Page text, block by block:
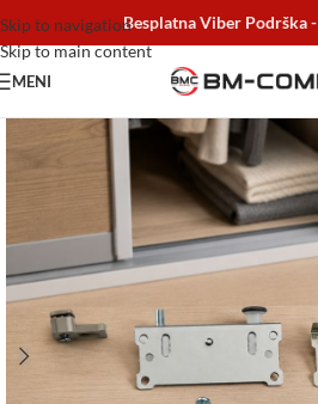
Skip to navigation
Skip to main content
Besplatna Viber Podrška -
MENI